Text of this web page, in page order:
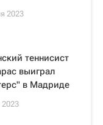
2023
теннисист
выиграл
в Мадриде